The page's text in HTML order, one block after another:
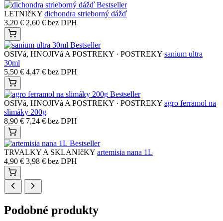
Bestseller
LETNIčKY dichondra strieborný dážď
3,20 € 2,60 € bez DPH
Bestseller
OSIVá, HNOJIVá A POSTREKY · POSTREKY sanium ultra
30ml
5,50 € 4,47 € bez DPH
Bestseller
OSIVá, HNOJIVá A POSTREKY · POSTREKY agro ferramol na
slimáky 200g
8,90 € 7,24 € bez DPH
Bestseller
TRVALKY A SKLANIčKY artemisia nana 1L
4,90 € 3,98 € bez DPH
Podobné produkty